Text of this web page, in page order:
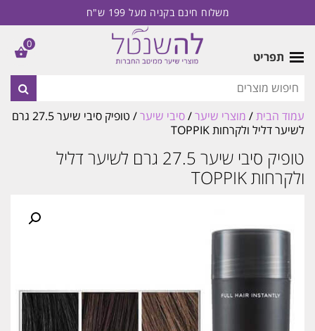
משלוח חינם בקניה מעל 199 ש"ח
תפריט
עמוד הבית/ מוצרי שיער/סיבי שיער
/ טופיק סיבי שיער 27.5 גרם
לשיער דליל ולקרחות TOPPIK
טופיק סיבי שיער 27.5 גרם לשיער דליל
ולקרחות TOPPIK
0